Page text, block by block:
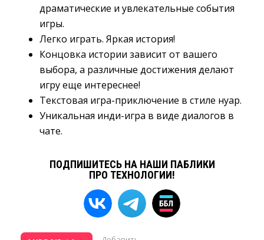
драматические и увлекательные события
игры.
Легко играть. Яркая история!
Концовка истории зависит от вашего
выбора, а различные достижения делают
игру еще интереснее!
Текстовая игра-приключение в стиле нуар.
Уникальная инди-игра в виде диалогов в
чате.
ПОДПИШИТЕСЬ НА НАШИ ПАБЛИКИ
ПРО ТЕХНОЛОГИИ!